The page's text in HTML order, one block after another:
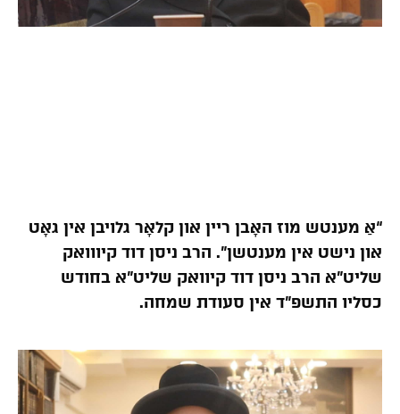
“אַ מענטש מוז האָבן ריין און קלאָר גלויבן אין גאָט
און נישט אין מענטשן”. הרב ניסן דוד קיווואק
שליט”א הרב ניסן דוד קיוואק שליט”א בחודש
כסליו התשפ”ד אין סעודת שמחה.